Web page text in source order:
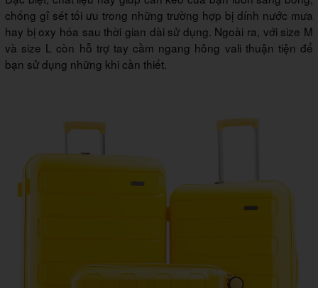
chống gỉ sét tối ưu trong những trường hợp bị dính nước mưa
hay bị oxy hóa sau thời gian dài sử dụng. Ngoài ra, với size M
và size L còn hỗ trợ tay cầm ngang hông vali thuận tiện để
bạn sử dụng những khi cần thiết.